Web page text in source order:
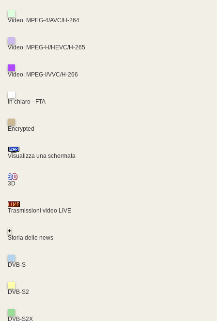
Video: MPEG-4/AVC/H-264
Video: MPEG-H/HEVC/H-265
Video: MPEG-I/VVC/H-266
In chiaro - FTA
Encrypted
Visualizza una schermata
3D
Trasmissioni video LIVE
+
Storia delle news
DVB-S
DVB-S2
DVB-S2X